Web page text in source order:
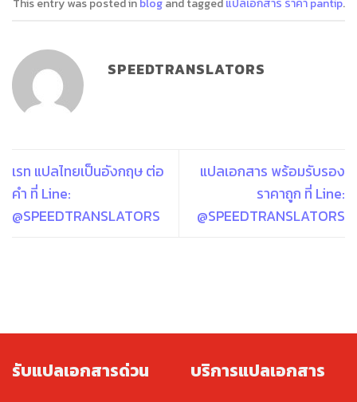
This entry was posted inblogand taggedแปลเอกสาร ราคา pantip.
SPEEDTRANSLATORS
เรท แปลไทยเป็นอังกฤษ ต่อ
คำ ที่ Line:
@SPEEDTRANSLATORS
แปลเอกสาร พร้อมรับรอง
ราคาถูก ที่ Line:
@SPEEDTRANSLATORS
รับแปลเอกสารด่วน บริการแปลเอกสาร